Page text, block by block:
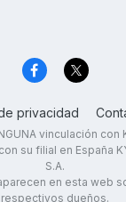
privacidad
vinculación con
su filial en España
S.A.
en esta web
respectivos dueños.